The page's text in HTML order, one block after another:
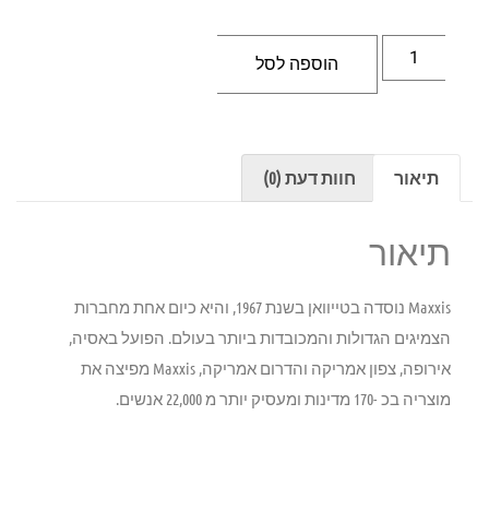
הוספה לסל
תיאור חוות דעת (0)
תיאור
Maxxis נוסדה בטייוואן בשנת 1967, והיא כיום אחת מחברות
הצמיגים הגדולות והמכובדות ביותר בעולם. הפועל באסיה,
אירופה, צפון אמריקה והדרום אמריקה, Maxxis מפיצה את
מוצריה בכ -170 מדינות ומעסיק יותר מ 22,000 אנשים.